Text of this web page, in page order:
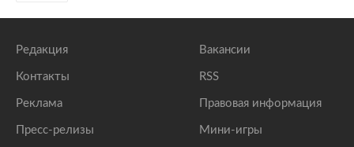
Редакция
Контакты
Реклама
Пресс-релизы
Вакансии
RSS
Правовая информация
Мини-игры